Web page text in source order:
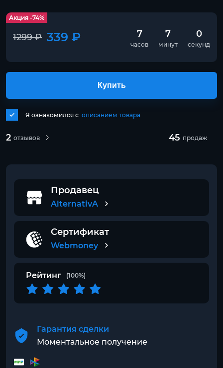
Акция -74%
1299 ₽ 339 ₽ 7
часов
7
минут
0
секунд
2 отзывов 45 продаж
Я ознакомился с описанием товара
Купить
Продавец
AlternativA
Сертификат
Webmoney
Рейтинг (100%)
Гарантия сделки
Моментальное получение